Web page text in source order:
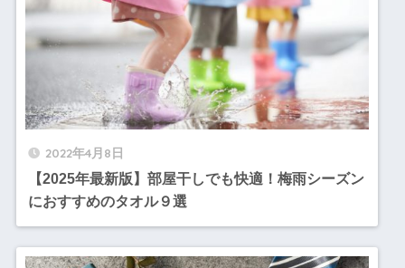
2022年4月8日
【2025年最新版】部屋干しでも快適！梅雨シーズン
におすすめのタオル９選